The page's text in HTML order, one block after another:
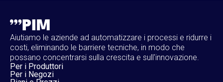
Aiutiamo le aziende ad automatizzare i processi e ridurre i
costi, eliminando le barriere tecniche, in modo che
possano concentrarsi sulla crescita e sull'innovazione.
Per i Produttori
Per i Negozi